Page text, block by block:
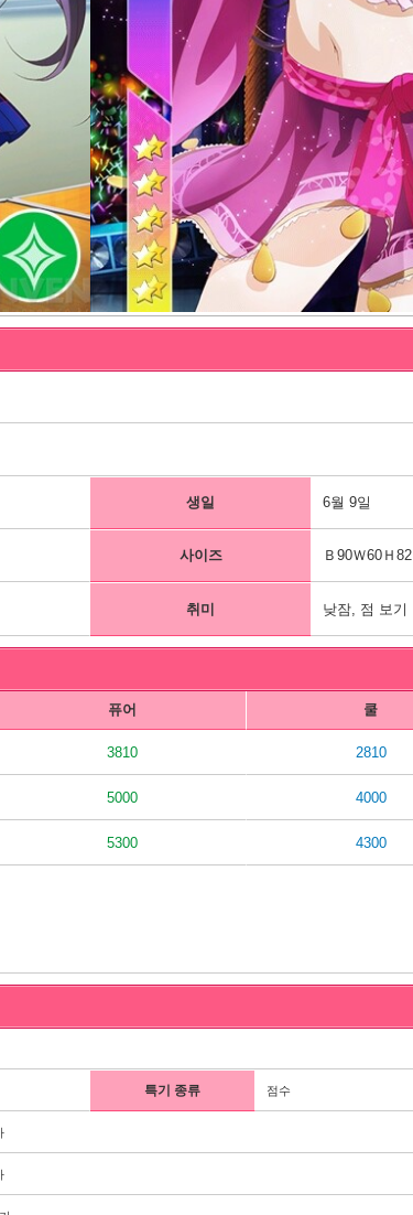
생일 6월 9일
사이즈 Ｂ90Ｗ60Ｈ82
취미 낮잠, 점 보기
퓨어 쿨
3810 2810
5000 4000
5300 4300
특기 종류 점수